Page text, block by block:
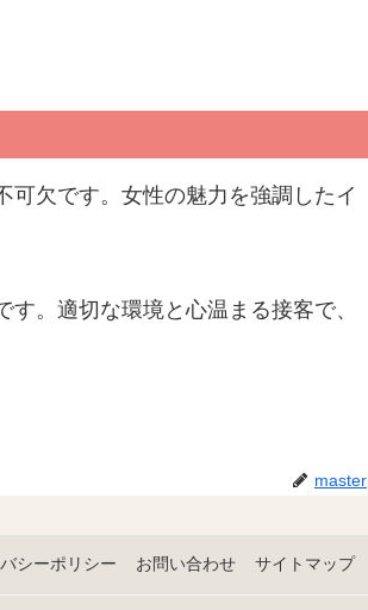
可欠です。女性の魅力を強調したイ
。適切な環境と心温まる接客で、
master
シーポリシー お問い合わせ サイトマップ